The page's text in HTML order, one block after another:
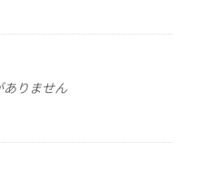
ありません